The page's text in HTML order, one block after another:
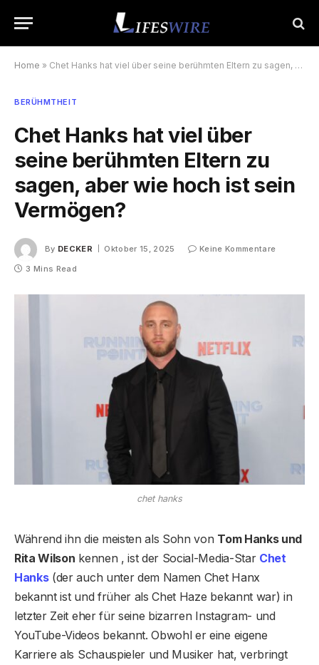
Home » Chet Hanks hat viel über seine berühmten Eltern zu sagen, aber wie hoch ist sein Vermögen?
BERÜHMTHEIT
Chet Hanks hat viel über
seine berühmten Eltern zu
sagen, aber wie hoch ist sein
Vermögen?
By DECKER Oktober 15, 2025
Keine Kommentare
3 Mins Read
chet hanks
Während ihn die meisten als Sohn von Tom Hanks und
Rita Wilson kennen , ist der Social-Media-Star Chet
Hanks(der auch unter dem Namen Chet Hanx
bekannt ist und früher als Chet Haze bekannt war) in
letzter Zeit eher für seine bizarren Instagram- und
YouTube-Videos bekannt. Obwohl er eine eigene
Karriere als Schauspieler und Musiker hat, verbringt